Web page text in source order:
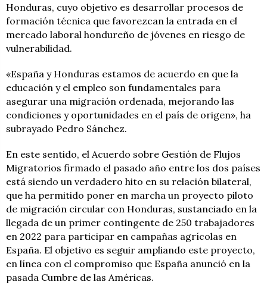
Honduras, cuyo objetivo es desarrollar procesos de
formación técnica que favorezcan la entrada en el
mercado laboral hondureño de jóvenes en riesgo de
vulnerabilidad.
«España y Honduras estamos de acuerdo en que la
educación y el empleo son fundamentales para
asegurar una migración ordenada, mejorando las
condiciones y oportunidades en el país de origen», ha
subrayado Pedro Sánchez.
En este sentido, el Acuerdo sobre Gestión de Flujos
Migratorios firmado el pasado año entre los dos países
está siendo un verdadero hito en su relación bilateral,
que ha permitido poner en marcha un proyecto piloto
de migración circular con Honduras, sustanciado en la
llegada de un primer contingente de 250 trabajadores
en 2022 para participar en campañas agrícolas en
España. El objetivo es seguir ampliando este proyecto,
en línea con el compromiso que España anunció en la
pasada Cumbre de las Américas.